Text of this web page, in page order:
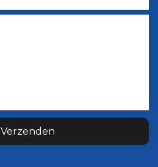
Verzenden